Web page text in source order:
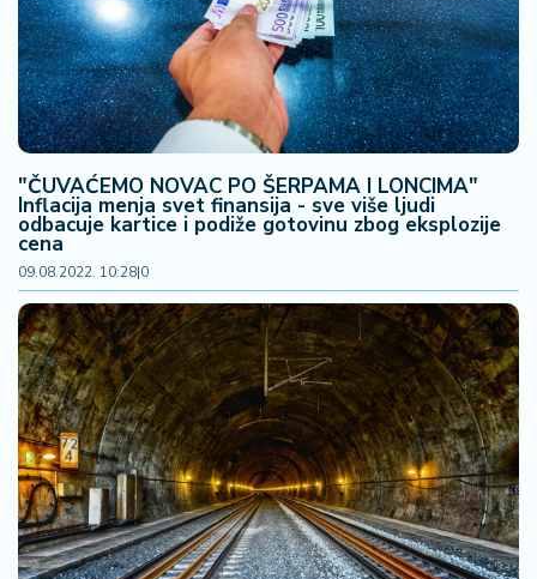
"ČUVAĆEMO NOVAC PO ŠERPAMA I LONCIMA"
Inflacija menja svet finansija - sve više ljudi
odbacuje kartice i podiže gotovinu zbog eksplozije
cena
09.08.2022. 10:28|0